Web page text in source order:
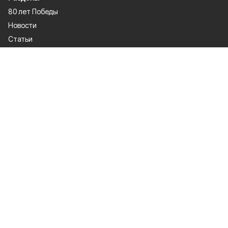
80 лет Победы
Новости
Статьи